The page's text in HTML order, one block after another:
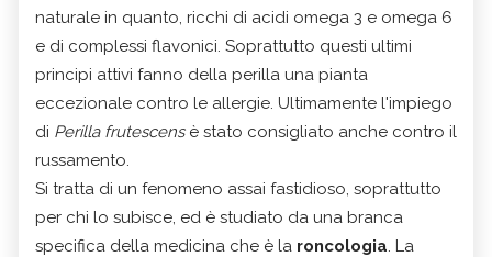
naturale in quanto, ricchi di acidi omega 3 e omega 6
e di complessi flavonici. Soprattutto questi ultimi
principi attivi fanno della perilla una pianta
eccezionale contro le allergie. Ultimamente l'impiego
di Perilla frutescensè stato consigliato anche contro il
russamento.
Si tratta di un fenomeno assai fastidioso, soprattutto
per chi lo subisce, ed è studiato da una branca
specifica della medicina che è la roncologia. La